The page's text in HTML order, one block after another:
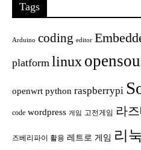
Tags
Arduino coding editor
platform linux
openwrt python raspberrypi
code wordpress 게임 고전게임 라
즈베리파이 활용 레트로 게임 리